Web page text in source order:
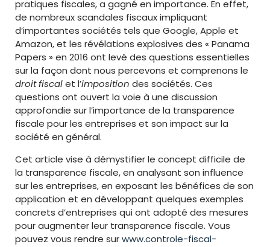
pratiques fiscales, a gagné en importance. En effet,
de nombreux scandales fiscaux impliquant
d’importantes sociétés tels que Google, Apple et
Amazon, et les révélations explosives des « Panama
Papers » en 2016 ont levé des questions essentielles
sur la façon dont nous percevons et comprenons le
droit fiscalet l’imposition des sociétés. Ces
questions ont ouvert la voie à une discussion
approfondie sur l’importance de la transparence
fiscale pour les entreprises et son impact sur la
société en général.
Cet article vise à démystifier le concept difficile de
la transparence fiscale, en analysant son influence
sur les entreprises, en exposant les bénéfices de son
application et en développant quelques exemples
concrets d’entreprises qui ont adopté des mesures
pour augmenter leur transparence fiscale. Vous
pouvez vous rendre surwww.controle-fiscal-